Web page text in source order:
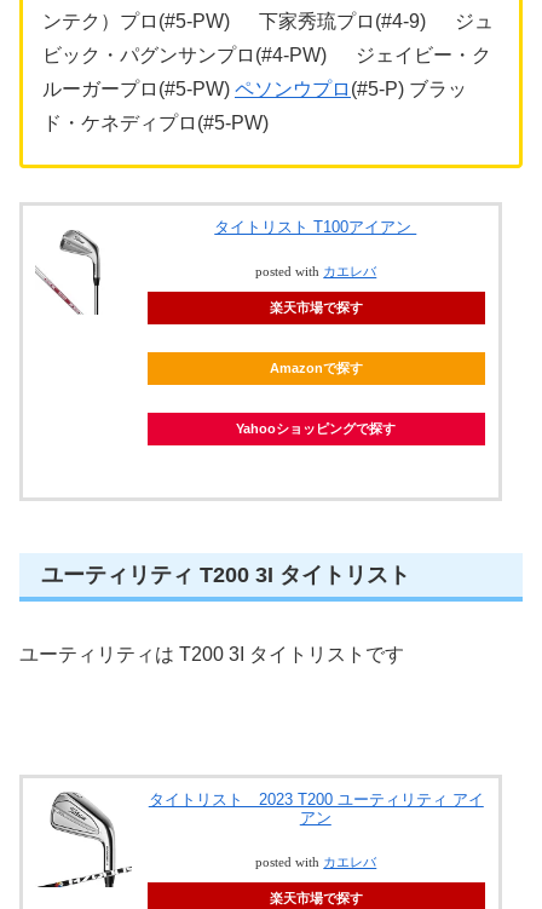
ンテク）プロ(#5-PW) 下家秀琉プロ(#4-9) ジュ
ビック・パグンサンプロ(#4-PW) ジェイビー・ク
ルーガープロ(#5-PW) ペソンウプロ (#5-P) ブラッ
ド・ケネディプロ(#5-PW)
タイトリスト T100アイアン
posted with カエレバ
楽天市場で探す
Amazonで探す
Yahooショッピングで探す
ユーティリティ T200 3I タイトリスト
ユーティリティは T200 3I タイトリストです
タイトリスト 2023 T200 ユーティリティ アイ
アン
posted with カエレバ
楽天市場で探す